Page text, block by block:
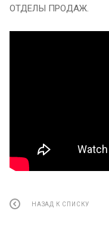
ОТДЕЛЫ ПРОДАЖ.
НАЗАД К СПИСКУ